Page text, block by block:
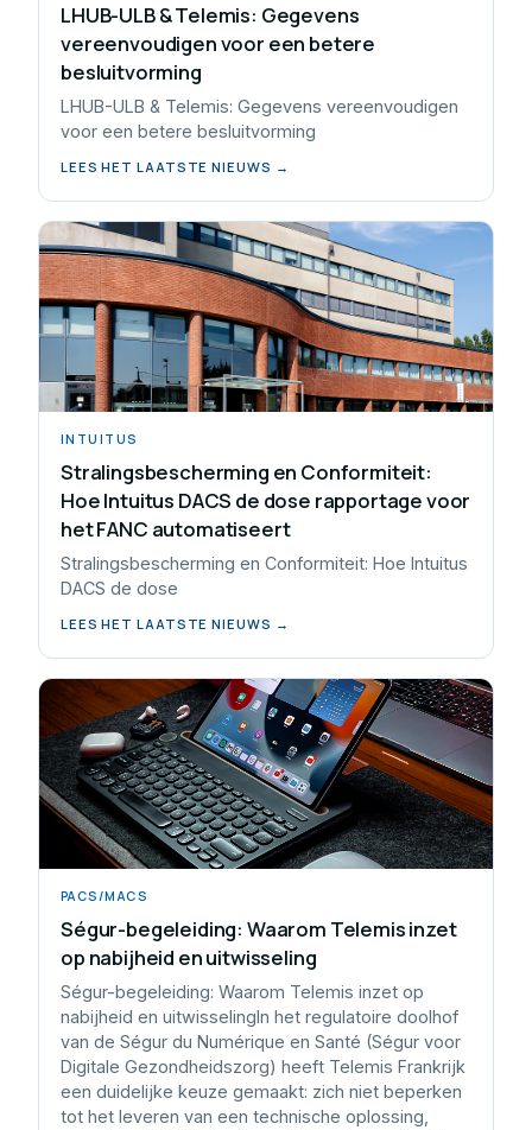
LHUB-ULB & Telemis: Gegevens
vereenvoudigen voor een betere
besluitvorming
LHUB-ULB & Telemis: Gegevens vereenvoudigen
voor een betere besluitvorming
LEES HET LAATSTE NIEUWS →
INTUITUS
Stralingsbescherming en Conformiteit:
Hoe Intuitus DACS de dose rapportage voor
het FANC automatiseert
Stralingsbescherming en Conformiteit: Hoe Intuitus
DACS de dose
LEES HET LAATSTE NIEUWS →
PACS/MACS
Ségur-begeleiding: Waarom Telemis inzet
op nabijheid en uitwisseling
Ségur-begeleiding: Waarom Telemis inzet op
nabijheid en uitwisselingIn het regulatoire doolhof
van de Ségur du Numérique en Santé (Ségur voor
Digitale Gezondheidszorg) heeft Telemis Frankrijk
een duidelijke keuze gemaakt: zich niet beperken
tot het leveren van een technische oplossing,